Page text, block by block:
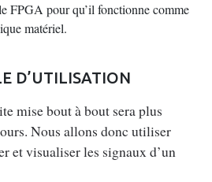
FPGA pour qu’il fonctionne comme
matériel.
D’UTILISATION
mise bout à bout sera plus
Nous allons donc utiliser
et visualiser les signaux d’un